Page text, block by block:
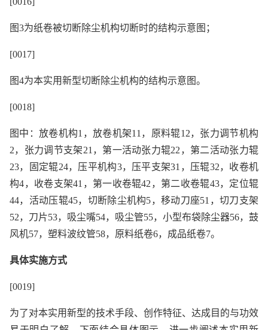
图3为纸卷被切断除尘机构切断时的结构示意图；
[0017]
图4为本实用新型切断除尘机构的结构示意图。
[0018]
图中：放卷机构1，放卷机架11，原料辊12，张力调节机构
2，张力调节支架21，第一活动张力辊22，第二活动张力辊
23，固定辊24，压平机构3，压平支架31，压辊32，收卷机
构4，收卷支架41，第一收卷辊42，第二收卷辊43，定位辊
44，活动压辊45，切断除尘机构5，移动刀座51，切刀支架
52，刀片53，吸尘嘴54，吸尘管55，小型布袋除尘器56，鼓
风机57，塑料波纹管58，原料纸卷6，成品纸卷7。
具体实施方式
[0019]
为了对本实用新型的技术手段、创作特征、达成目的与功效